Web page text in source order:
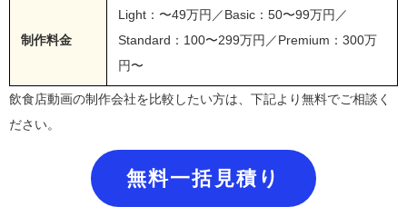
制作料金
Light：〜49万円／Basic：50〜99万円／
Standard：100〜299万円／Premium：300万
円〜
飲食店動画の制作会社を比較したい方は、下記より無料でご相談く
ださい。
無料一括見積り